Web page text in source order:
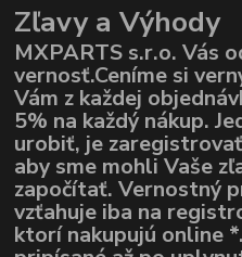
Zľavy a Výhody
MXPARTS s.r.o. Vás
vernosť.Ceníme si
Vám z každej
5% na každý nákup.
urobiť, je
aby sme mohli Vaše
započítať. Vernostný
vzťahuje iba na
ktorí nakupujú online